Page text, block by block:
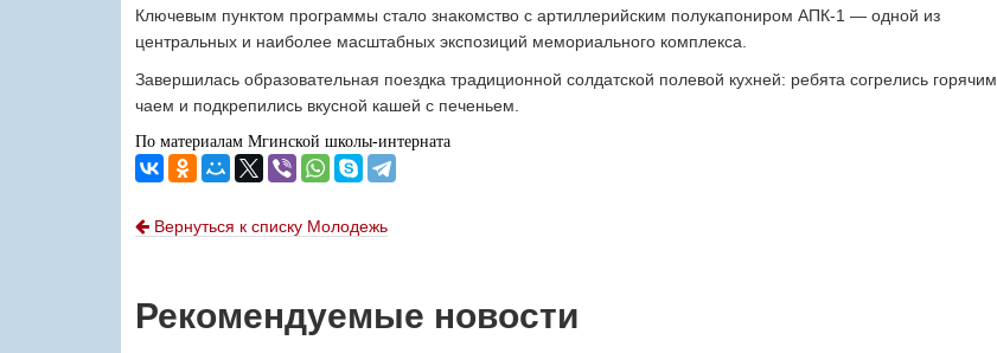
Ключевым пунктом программы стало знакомство с артиллерийским полукапониром АПК-1 — одной из
центральных и наиболее масштабных экспозиций мемориального комплекса.
Завершилась образовательная поездка традиционной солдатской полевой кухней: ребята согрелись горячим
чаем и подкрепились вкусной кашей с печеньем.
По материалам Мгинской школы-интерната
Вернуться к списку Молодежь
Рекомендуемые новости